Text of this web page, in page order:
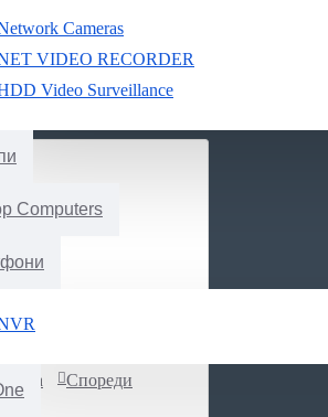
Cameras
VIDEO RECORDER
Video Surveillance
Computers
ACC NETBOTZ HID/PROX.CARDS 10PCS
Спореди